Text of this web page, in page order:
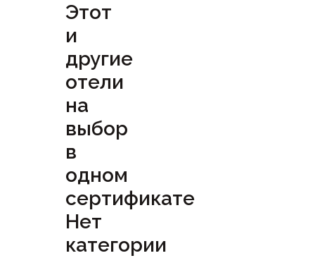
Этот
и
другие
отели
на
выбор
в
одном
сертификате
Нет
категории